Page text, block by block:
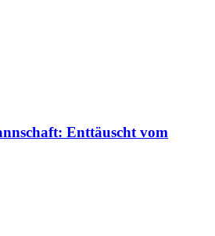
Enttäuscht vom